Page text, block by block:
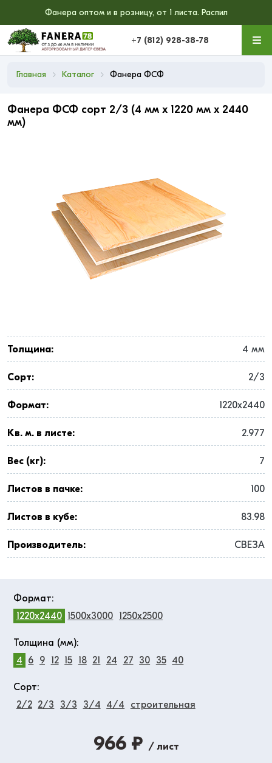
Фанера оптом и в розницу, от 1 листа. Распил
+7 (812) 928-38-78
Главная Каталог Фанера ФСФ
Фанера ФСФ сорт 2/3 (4 мм x 1220 мм x 2440
мм)
Толщина: 4 мм
Сорт: 2/3
Формат: 1220x2440
Кв. м. в листе: 2.977
Вес (кг): 7
Листов в пачке: 100
Листов в кубе: 83.98
Производитель: СВЕЗА
Формат:
1220x2440 1500x3000 1250x2500
Толщина (мм):
4
6 9 12 15 18 21 24 27 30 35 40
Сорт:
2/2 2/3 3/3 3/4 4/4 строительная
966 ₽ / лист